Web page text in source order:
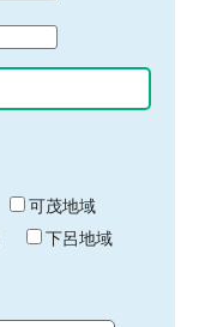
可茂地域
下呂地域